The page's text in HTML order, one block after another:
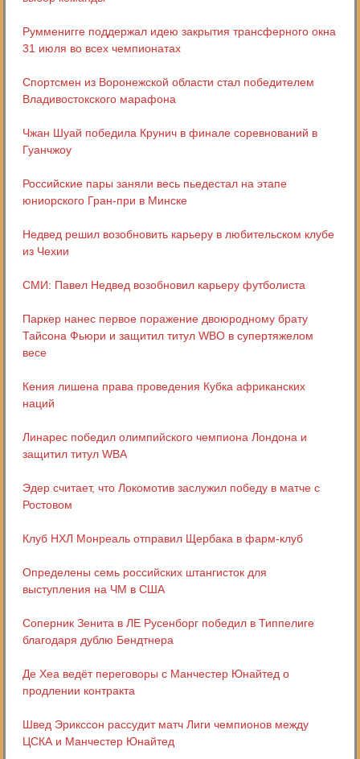
Румменигге поддержал идею закрытия трансферного окна
31 июля во всех чемпионатах
Спортсмен из Воронежской области стал победителем
Владивостокского марафона
Чжан Шуай победила Крунич в финале соревнований в
Гуанчжоу
Российские пары заняли весь пьедестал на этапе
юниорского Гран-при в Минске
Недвед решил возобновить карьеру в любительском клубе
из Чехии
СМИ: Павел Недвед возобновил карьеру футболиста
Паркер нанес первое поражение двоюродному брату
Тайсона Фьюри и защитил титул WBO в супертяжелом
весе
Кения лишена права проведения Кубка африканских
наций
Линарес победил олимпийского чемпиона Лондона и
защитил титул WBA
Эдер считает, что Локомотив заслужил победу в матче с
Ростовом
Клуб НХЛ Монреаль отправил Щербака в фарм-клуб
Определены семь российских штангисток для
выступления на ЧМ в США
Соперник Зенита в ЛЕ Русенборг победил в Типпелиге
благодаря дублю Бендтнера
Де Хеа ведёт переговоры с Манчестер Юнайтед о
продлении контракта
Швед Эрикссон рассудит матч Лиги чемпионов между
ЦСКА и Манчестер Юнайтед